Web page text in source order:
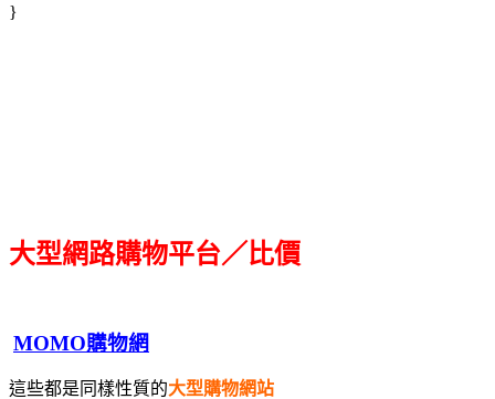
}
大型網路購物平台／比價
MOMO購物網
這些都是同樣性質的大型購物網站